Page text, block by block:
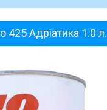
425 Адріатика 1.0 л.